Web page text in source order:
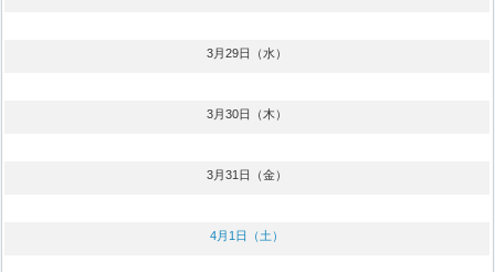
3月29日（水）
3月30日（木）
3月31日（金）
4月1日（土）